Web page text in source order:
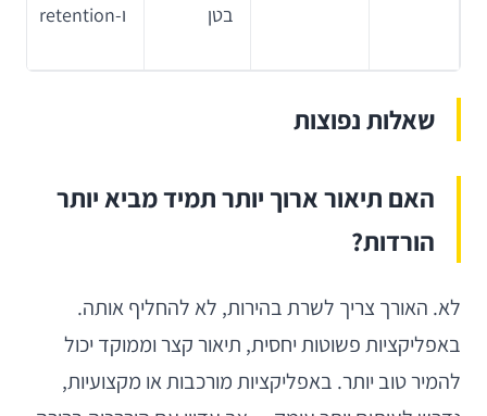
בטן
ו-retention
שאלות נפוצות
האם תיאור ארוך יותר תמיד מביא יותר
הורדות?
לא. האורך צריך לשרת בהירות, לא להחליף אותה.
באפליקציות פשוטות יחסית, תיאור קצר וממוקד יכול
להמיר טוב יותר. באפליקציות מורכבות או מקצועיות,